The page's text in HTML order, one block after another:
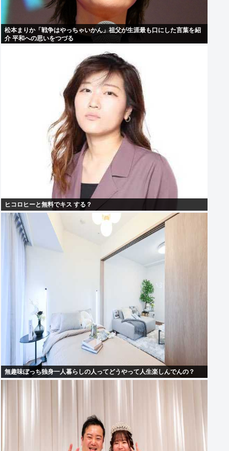
松本まりか「戦争はやっちゃいかん」祖父が生涯最も口にした言葉を紹
介 平和への思いをつづる
ヒコロヒーと無料でキス する？
無趣味ぼっち独身一人暮らしの人ってどうやって人生楽しんでんの？